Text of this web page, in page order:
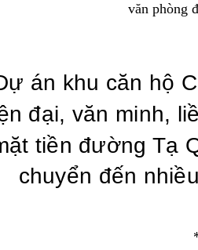
văn phòng
án khu căn hộ
đại, văn minh,
tiền đường Tạ
chuyển đến